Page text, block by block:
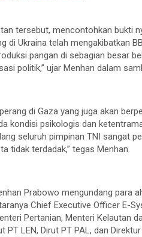
tersebut, mencontohkan bukti
di Ukraina telah mengakibatkan
pangan di sebagian besar
politik,” ujar Menhan dalam
di Gaza yang juga akan
kondisi psikologis dan
seluruh pimpinan TNI sangat
tidak terdadak,” tegas Menhan.
Prabowo mengundang para
Chief Executive Officer E-
Pertanian, Menteri Kelautan
PT LEN, Dirut PT PAL, dan